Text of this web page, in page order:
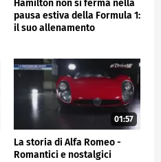
Hamilton non si ferma nella
pausa estiva della Formula 1:
il suo allenamento
01:57
La storia di Alfa Romeo -
Romantici e nostalgici